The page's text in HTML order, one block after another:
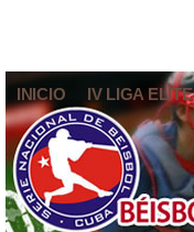
INICIO IV LIGA ELITE